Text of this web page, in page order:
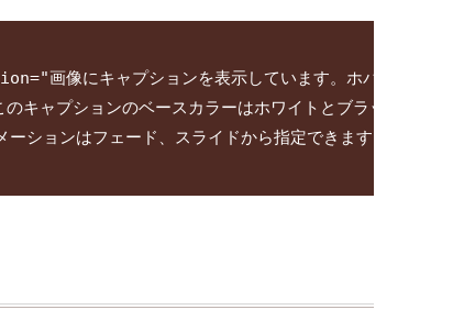
キャプションを表示しています。ホバー時は一
ョンのベースカラーはホワイトとブラックを選
ェード、スライドから指定できます。表示時間